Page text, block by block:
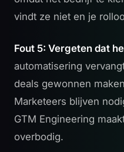
vindt ze niet en je
Fout 5: Vergeten dat
automatisering
deals gewonnen
Marketeers blijven
GTM Engineering
overbodig.